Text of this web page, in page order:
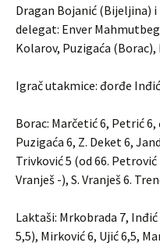
Dragan Bojanić (Bijeljina)
delegat: Enver
Kolarov, Puzigaća
Igrač utakmice: đorđe
Borac: Marčetić 6, Petrić
Puzigaća 6, Z. Deket 6,
Trivković 5 (od 66. Petrović
Vranješ -), S. Vranješ 6.
Laktaši: Mrkobrada 7, Inđić
5,5), Mirković 6, Ujić 6,5,